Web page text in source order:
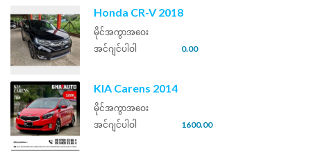
Honda CR-V 2018
မိုင်အကွာအဝေး
အင်ဂျင်ပါဝါ
0.00
KIA Carens 2014
မိုင်အကွာအဝေး
အင်ဂျင်ပါဝါ
1600.00